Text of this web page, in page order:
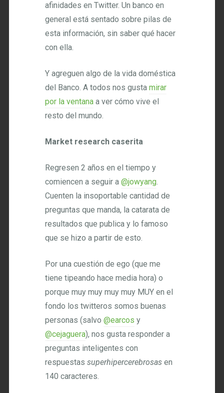
afinidades en Twitter. Un banco en
general está sentado sobre pilas de
esta información, sin saber qué hacer
con ella.
Y agreguen algo de la vida doméstica
del Banco. A todos nos gustamirar
por la ventana a ver cómo vive el
resto del mundo.
Market research caserita
Regresen 2 años en el tiempo y
comiencen a seguir a@jowyang.
Cuenten la insoportable cantidad de
preguntas que manda, la catarata de
resultados que publica y lo famoso
que se hizo a partir de esto.
Por una cuestión de ego (que me
tiene tipeando hace media hora) o
porque muy muy muy muy MUY en el
fondo los twitteros somos buenas
personas (salvo@earcos y
@cejaguera), nos gusta responder a
preguntas inteligentes con
respuestassuperhipercerebrosas en
140 caracteres.